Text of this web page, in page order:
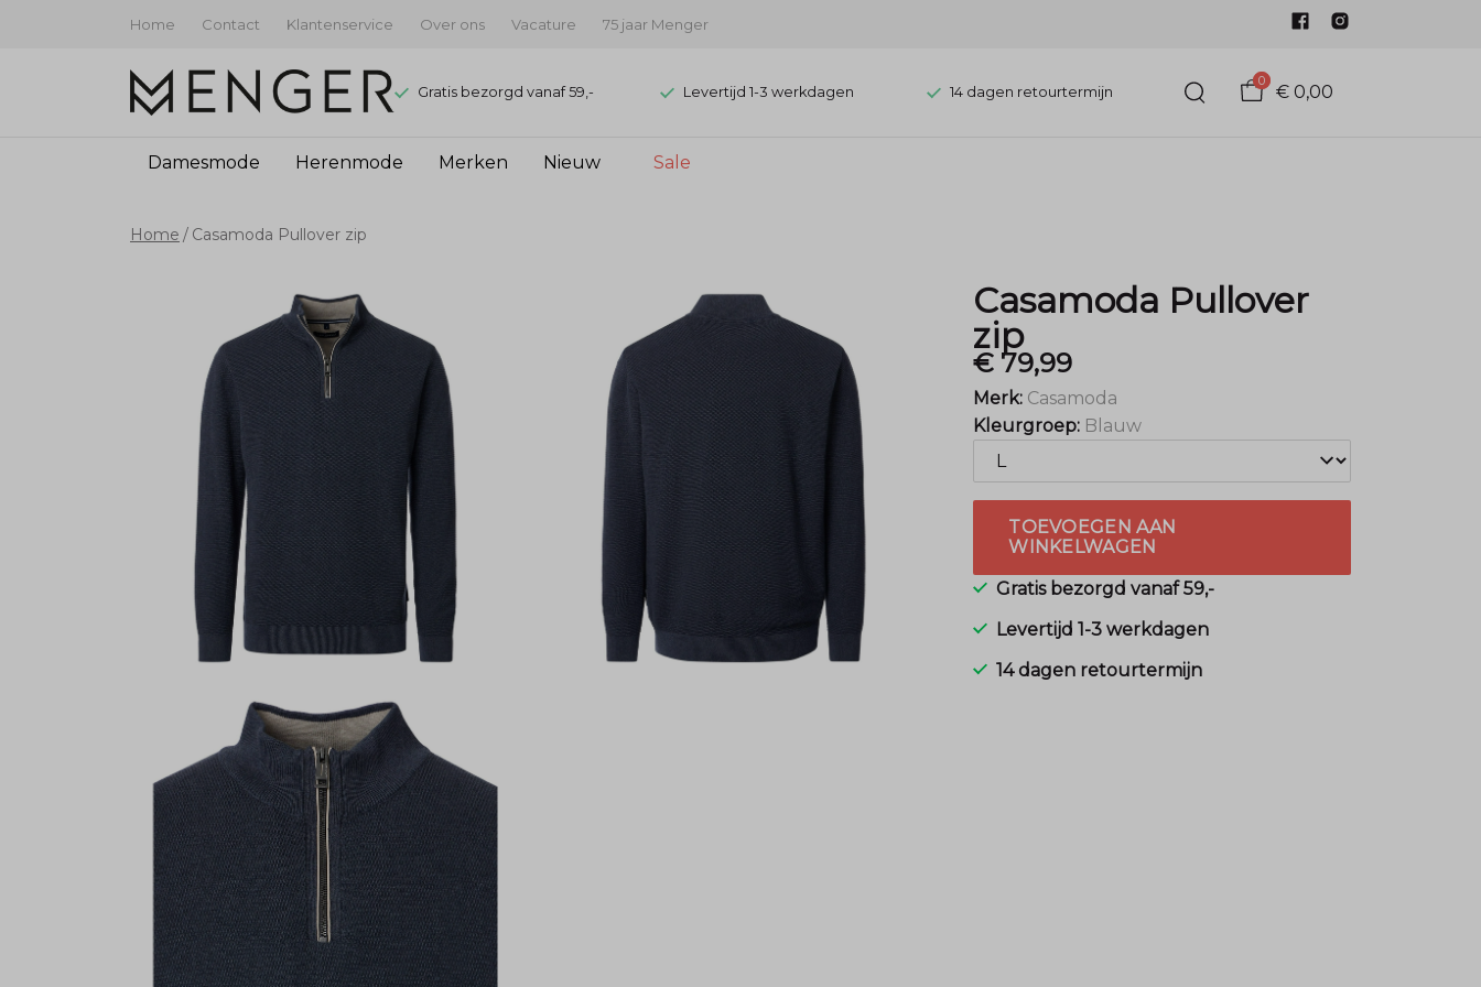
Home Contact Klantenservice Over ons Vacature 75 jaar Menger
Gratis bezorgd vanaf 59,- Levertijd 1-3 werkdagen 14 dagen retourtermijn
0
€ 0,00
Damesmode Herenmode Merken Nieuw Sale
Casamoda
Pullover
Menger
Home Casamoda Pullover zip
Casamoda Pullover
zip
€ 79,99
Merk: Casamoda
Kleurgroep: Blauw
TOEVOEGEN AAN
WINKELWAGEN
Gratis bezorgd vanaf 59,-
Levertijd 1-3 werkdagen
14 dagen retourtermijn